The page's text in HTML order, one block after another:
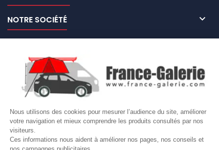
Nous utilisons des cookies pour mesurer l’audience du site, améliorer
votre navigation et mieux comprendre les produits consultés par nos
visiteurs.
Ces informations nous aident à améliorer nos pages, nos conseils et
NOTRE SOCIÉTÉ 
VOTRE COMPTE 
Site protégé par reCAPTCHA.
LETTRE D'INFORMATIONS